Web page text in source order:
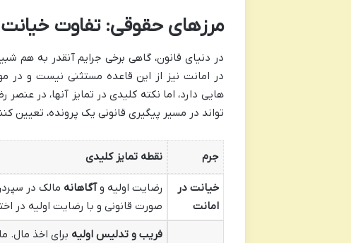
مرزهای حقوقی: تفاوت خیانت
در دنیای قانون، گاهی برخی جرایم آنقدر به
در امانت نیز از این قاعده مستثنی نیست و در
هایی دارد، اما نکته کلیدی در تمایز آنها، در
تواند در مسیر پیگیری قانونی یک پرونده، تعیین
جرم نقطه تمایز کلیدی
خیانت در
امانت
رضایت اولیه وآگاهانه مالک در
صورت قانونی و با رضایت اولیه در
فریب و تدلیس اولیه برای اخذ مال.